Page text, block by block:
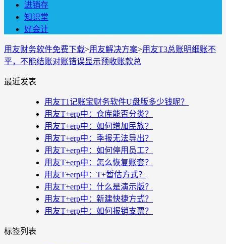
进销存
知识堂
好会计
用友财务软件免费下载>用友解决方案>用友T3总账明细账不
平，不能结账对账错误显示预收账款总
最近发表
用友T1记账宝财务软件U盘版多少钱呢？
用友T+erp中：仓库能否分类？
用友T+erp中：如何增加民族？
用友T+erp中：季报无法导出？
用友T+erp中：如何停用员工？
用友T+erp中：怎么恢复账套？
用友T+erp中：T+暂估方式？
用友T+erp中：什么是演示版？
用友T+erp中：新建快捷方式？
用友T+erp中：如何报销支票？
标签列表